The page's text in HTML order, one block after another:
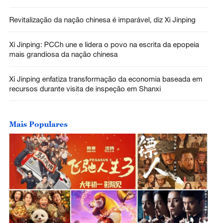
Revitalização da nação chinesa é imparável, diz Xi Jinping
Xi Jinping: PCCh une e lidera o povo na escrita da epopeia
mais grandiosa da nação chinesa
Xi Jinping enfatiza transformação da economia baseada em
recursos durante visita de inspeção em Shanxi
Mais Populares